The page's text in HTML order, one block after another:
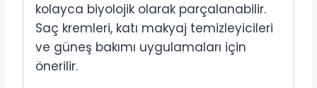
kolayca biyolojik olarak parçalanabilir.
Saç kremleri, katı makyaj temizleyicileri
ve güneş bakımı uygulamaları için
önerilir.